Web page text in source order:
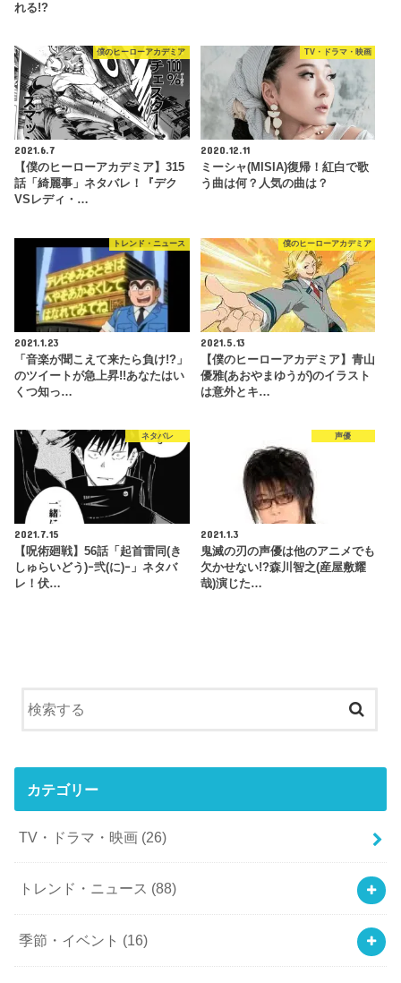
れる!?
僕のヒーローアカデミア
2021.6.7
【僕のヒーローアカデミア】315
話「綺麗事」ネタバレ！『デク
VSレディ・…
TV・ドラマ・映画
2020.12.11
ミーシャ(MISIA)復帰！紅白で歌
う曲は何？人気の曲は？
トレンド・ニュース
2021.1.23
「音楽が聞こえて来たら負け!?」
のツイートが急上昇!!あなたはい
くつ知っ…
僕のヒーローアカデミア
2021.5.13
【僕のヒーローアカデミア】青山
優雅(あおやまゆうが)のイラスト
は意外とキ…
ネタバレ
2021.7.15
【呪術廻戦】56話「起首雷同(き
しゅらいどう)ｰ弐(に)ｰ」ネタバ
レ！伏…
声優
2021.1.3
鬼滅の刃の声優は他のアニメでも
欠かせない!?森川智之(産屋敷耀
哉)演じた…
カテゴリー
TV・ドラマ・映画 (26)
トレンド・ニュース (88)
季節・イベント (16)